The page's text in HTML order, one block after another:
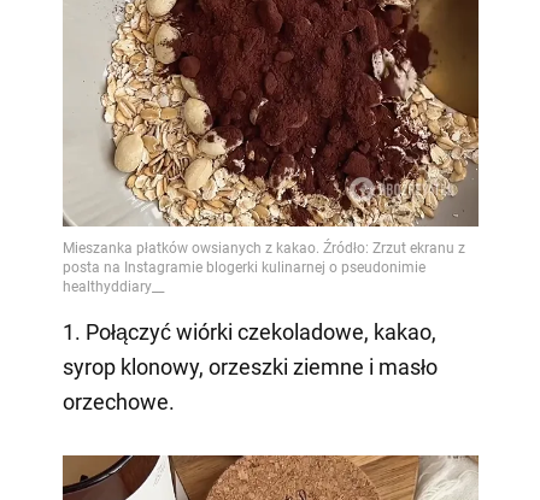
1. Połączyć wiórki czekoladowe, kakao,
syrop klonowy, orzeszki ziemne i masło
orzechowe.